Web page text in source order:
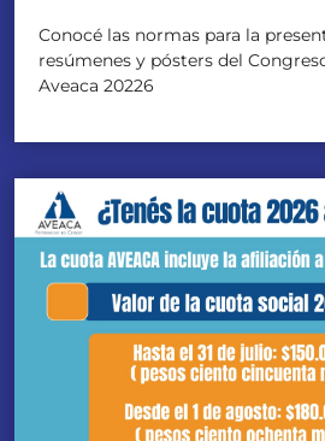
Conocé las normas para la
resúmenes y pósters del
Aveaca 20226